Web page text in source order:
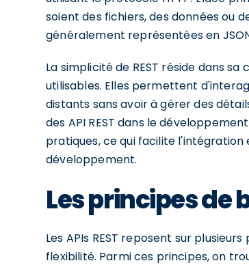
soient des fichiers, des données ou
généralement représentées en
La simplicité de REST réside dans
utilisables. Elles permettent
distants sans avoir à gérer des
des API REST dans le
pratiques, ce qui facilite
développement.
Les principes de
Les APIs REST reposent sur
flexibilité. Parmi ces principes, on